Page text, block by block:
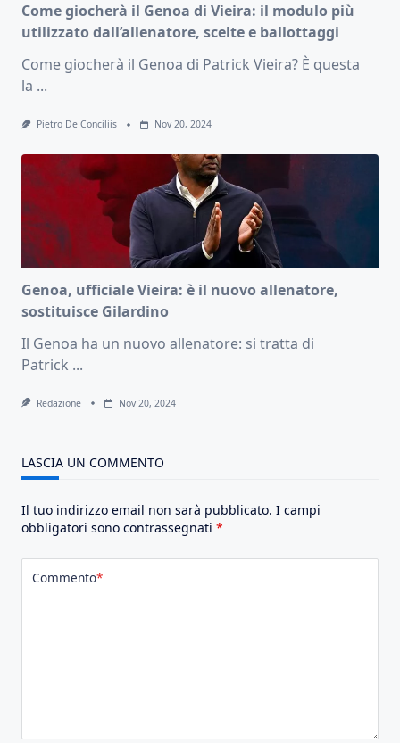
Come giocherà il Genoa di Vieira: il modulo più
utilizzato dall’allenatore, scelte e ballottaggi
Come giocherà il Genoa di Patrick Vieira? È questa
la ...
Pietro De Conciliis Nov 20, 2024
Genoa, ufficiale Vieira: è il nuovo allenatore,
sostituisce Gilardino
Il Genoa ha un nuovo allenatore: si tratta di
Patrick ...
Redazione Nov 20, 2024
LASCIA UN COMMENTO
Il tuo indirizzo email non sarà pubblicato. I campi
obbligatori sono contrassegnati *
Commento*